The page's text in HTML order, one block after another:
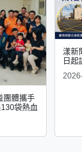
團體攜手
袋熱血
漾新
日起